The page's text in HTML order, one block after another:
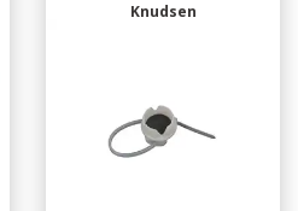
Knudsen